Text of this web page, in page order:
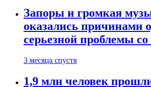
Запоры и громкая
оказались причинами
серьезной проблемы со
3 месяца спустя
1,9 млн человек